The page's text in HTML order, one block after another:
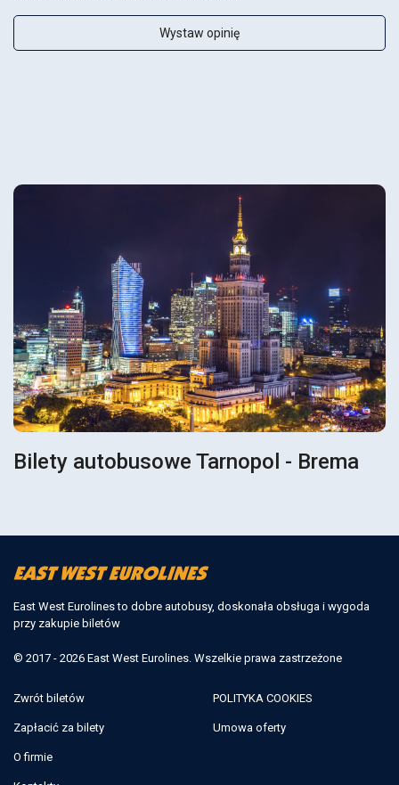
Wystaw opinię
Bilety autobusowe Tarnopol - Brema
East West Eurolines to dobre autobusy, doskonała obsługa i wygoda
przy zakupie biletów
© 2017 - 2026 East West Eurolines. Wszelkie prawa zastrzeżone
Zwrót biletów
Zapłacić za bilety
O firmie
POLITYKA COOKIES
Umowa oferty